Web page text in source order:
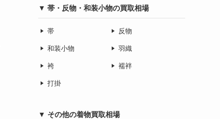
▼ 帯・反物・和装小物の買取相場
帯 反物
和装小物 羽織
袴 襦袢
打掛
▼ その他の着物買取相場